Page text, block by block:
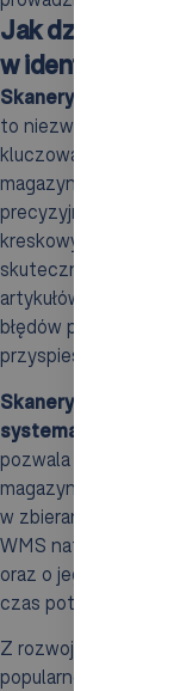
Jak działają
w identyfikacji
Skanery kodów
to niezwykle istotne
kluczową rolę w
magazynach.
precyzyjny odczyt
kreskowych, co z
skuteczne
artykułów. Dzięki
błędów podczas
przyspiesza cały
Skanery kodów
systemami
pozwala na bieżącą
magazynowych
w zbieraniu
WMS natychmiast
oraz o jego
czas potrzebny na
Z rozwojem
popularność